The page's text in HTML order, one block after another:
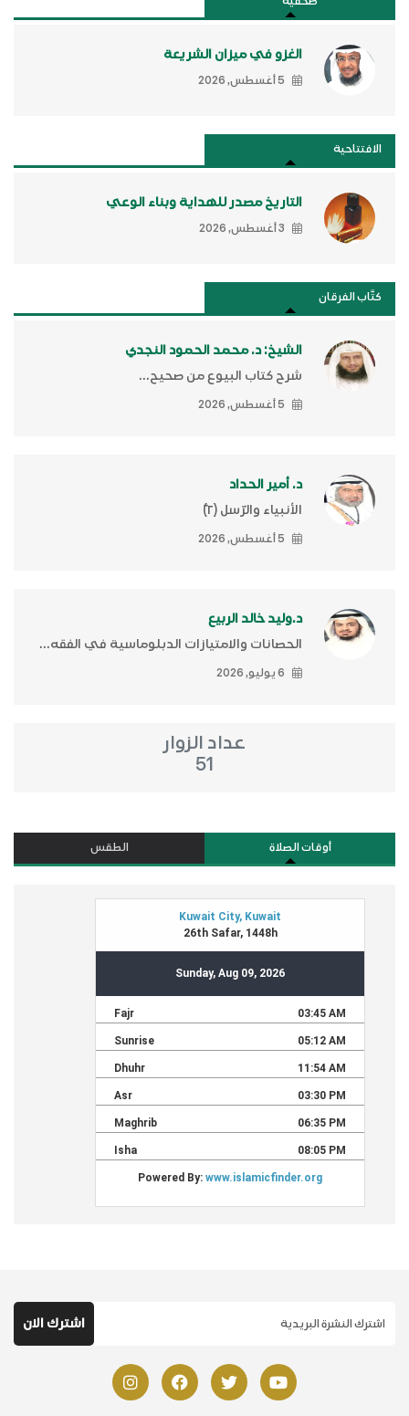
الغزو في ميزان الشريعة
5 أغسطس, 2026
الافتتاحية
التاريخ مصدر للهداية وبناء الوعي
3 أغسطس, 2026
كتَّاب الفرقان
الشيخ: د. محمد الحمود النجدي
شرح كتاب البيوع من صحيح...
5 أغسطس, 2026
د. أمير الحداد
الأنبياء والرّسل (٢)ّ
5 أغسطس, 2026
د.وليد خالد الربيع
الحصانات والامتيازات الدبلوماسية في الفقه...
6 يوليو, 2026
عداد الزوار
51
أوقات الصلاة الطقس